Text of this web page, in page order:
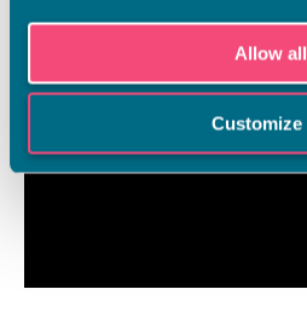
Allow all
Customize
tiimipedagogiseen oppimiseen.